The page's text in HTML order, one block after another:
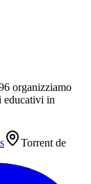
organizziamo
educativi in
Torrent de